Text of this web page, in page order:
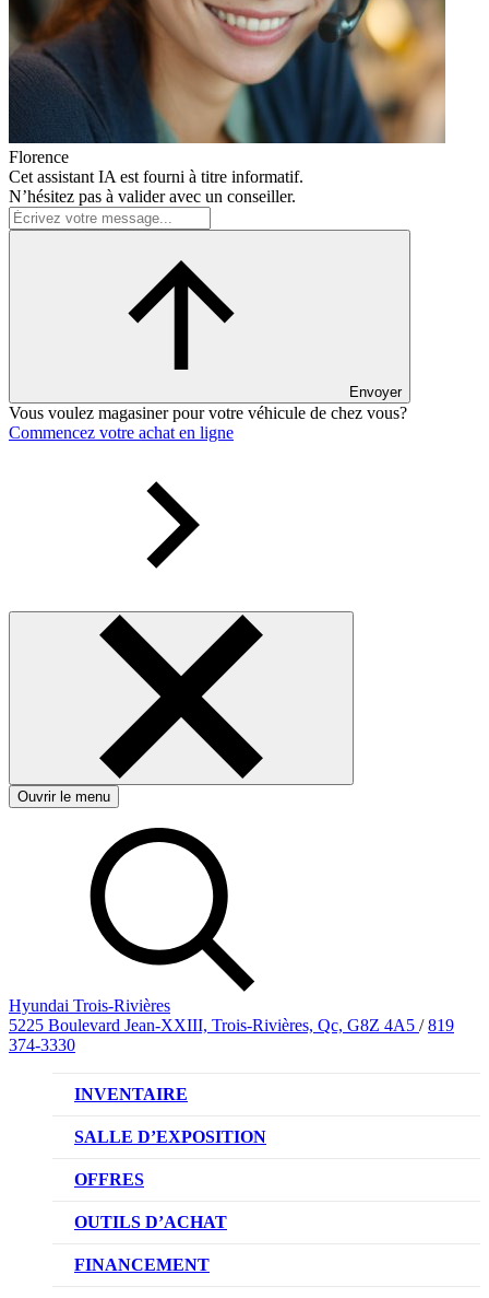
Florence
Cet assistant IA est fourni à titre informatif.
N’hésitez pas à valider avec un conseiller.
Envoyer
Vous voulez magasiner pour votre véhicule de chez vous?
Commencez votre achat en ligne
Ouvrir le menu
Hyundai Trois-Rivières
5225 Boulevard Jean-XXIII, Trois-Rivières, Qc, G8Z 4A5 / 819
374-3330
INVENTAIRE
VÉHICULES NEUFS
VÉHICULES D’OCCASION
SALLE D’EXPOSITION
OFFRES
OFFRE DE VÉHICULES NEUFS
OFFRES DU CONCESSIONNAIRE
OUTILS D’ACHAT
CL!QUEZ ET ACHETEZ HYUNDAI
FINANCEMENT